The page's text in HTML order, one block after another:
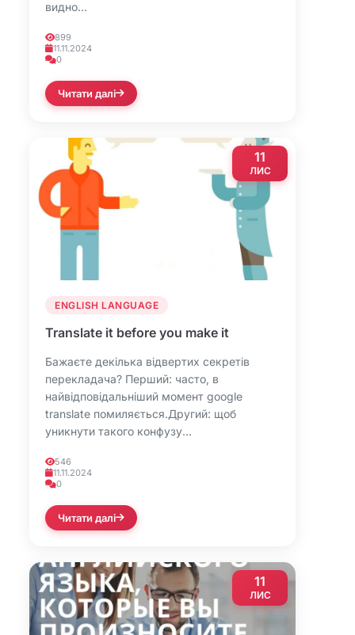
видно...
899
11.11.2024
0
Читати далі
11
ЛИС
ENGLISH LANGUAGE
Translate it before you make it
Бажаєте декілька відвертих секретів
перекладача? Перший: часто, в
найвідповідальніший момент google
translate помиляється.Другий: щоб
уникнути такого конфузу...
546
11.11.2024
0
Читати далі
11
ЛИС